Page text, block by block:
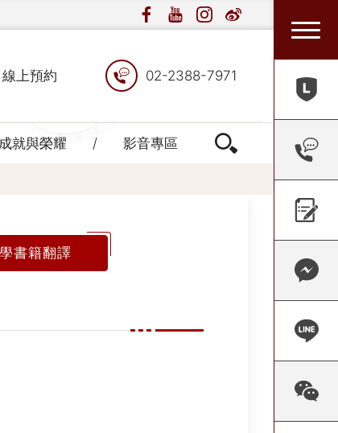
線上預約 02-2388-7971
就與榮耀 影音專區
書籍翻譯